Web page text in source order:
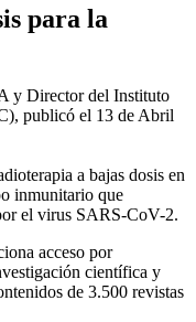
para la
y Director del Instituto
publicó el 13 de Abril
a bajas dosis en
inmunitario que
el virus SARS-CoV-2.
acceso por
científica y
de 3.500 revistas